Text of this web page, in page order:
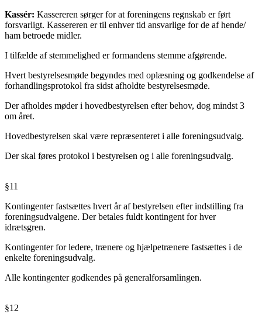
Kassér: Kassereren sørger for at foreningens regnskab er ført
forsvarligt. Kassereren er til enhver tid ansvarlige for de af hende/
ham betroede midler.
I tilfælde af stemmelighed er formandens stemme afgørende.
Hvert bestyrelsesmøde begyndes med oplæsning og godkendelse af
forhandlingsprotokol fra sidst afholdte bestyrelsesmøde.
Der afholdes møder i hovedbestyrelsen efter behov, dog mindst 3
om året.
Hovedbestyrelsen skal være repræsenteret i alle foreningsudvalg.
Der skal føres protokol i bestyrelsen og i alle foreningsudvalg.
§11
Kontingenter fastsættes hvert år af bestyrelsen efter indstilling fra
foreningsudvalgene. Der betales fuldt kontingent for hver
idrætsgren.
Kontingenter for ledere, trænere og hjælpetrænere fastsættes i de
enkelte foreningsudvalg.
Alle kontingenter godkendes på generalforsamlingen.
§12